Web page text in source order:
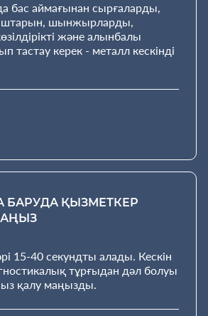
бас аймағынан сырғаларды,
шынжырларды,
және алынбалы
тастау керек - металл кескінді
БАРУДА ҚЫЗМЕТКЕР
15-40 секундты алады. Кескін
тұрғыдан дәл болуы
қалу маңызды.